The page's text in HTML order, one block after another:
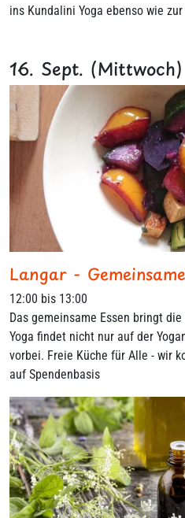
ins Kundalini Yoga ebenso wie
16. Sept. (Mittwoch)
Langar -
12:00 bis 13:00
Das gemeinsame Essen bringt
Yoga findet nicht nur auf der
vorbei. Freie Küche für Alle - wir
auf Spendenbasis